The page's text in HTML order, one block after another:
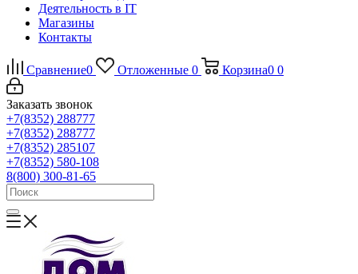
Деятельность в IT
Магазины
Контакты
Сравнение0 Отложенные 0 Корзина0 0
Заказать звонок
+7(8352) 288777
+7(8352) 288777
+7(8352) 285107
+7(8352) 580-108
8(800) 300-81-65